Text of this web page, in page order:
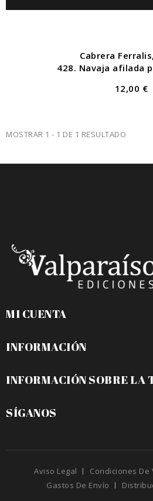
Cabrera
428. Navaja afilada
12,00 €
MOSTRAR 1 - 1 DE 1 RESULTADO
MI CUENTA
INFORMACIÓN
INFORMACIÓN SOBRE LA
SÍGANOS
Aviso Legal Condiciones De
Gastos De Envío